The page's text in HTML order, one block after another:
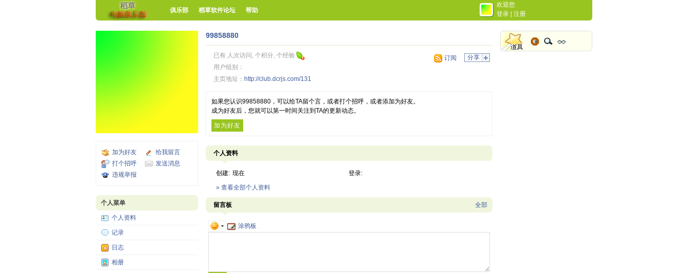
俱乐部 稻草软件论坛 帮助
欢迎您
登录
注册
加为好友
给我留言
打个招呼
发送消息
违规举报
个人菜单
个人资料
记录
日志
相册
99858880
分享
订阅
已有 人次访问, 个积分, 个经验
用户组别：
主页地址： http://club.dcrjs.com/131
如果您认识99858880，可以给TA留个言，或者打个招呼，或者添加为好友。
成为好友后，您就可以第一时间关注到TA的更新动态。
加为好友
个人资料
创建: 现在
登录:
» 查看全部个人资料
全部
留言板
涂鸦板